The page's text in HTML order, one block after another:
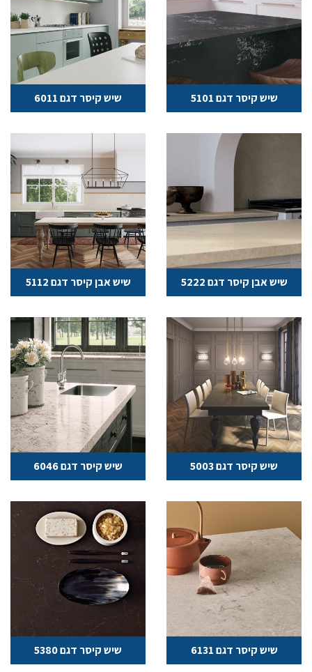
שיש קיסר דגם 5101 שיש קיסר דגם 6011
שיש אבן קיסר דגם 5222 שיש אבן קיסר דגם 5112
שיש קיסר דגם 5003 שיש קיסר דגם 6046
שיש קיסר דגם 6131 שיש קיסר דגם 5380